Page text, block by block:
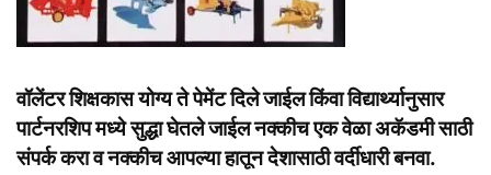
वॉलेंटर शिक्षकास योग्य ते पेमेंट दिले जाईल किंवा विद्यार्थ्यानुसार
पार्टनरशिप मध्ये सुद्धा घेतले जाईल नक्कीच एक वेळा अकॅडमी साठी
संपर्क करा व नक्कीच आपल्या हातून देशासाठी वर्दीधारी बनवा.